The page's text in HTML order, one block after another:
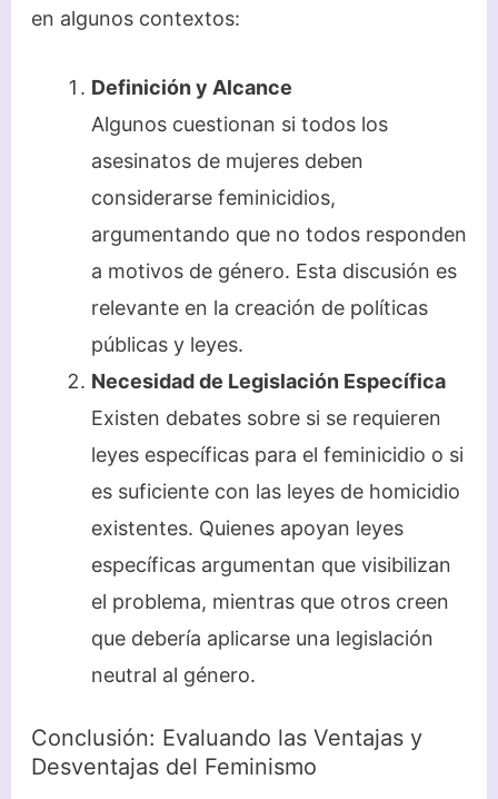
en algunos contextos:
Definición y Alcance
Algunos cuestionan si todos los
asesinatos de mujeres deben
considerarse feminicidios,
argumentando que no todos responden
a motivos de género. Esta discusión es
relevante en la creación de políticas
públicas y leyes.
Necesidad de Legislación Específica
Existen debates sobre si se requieren
leyes específicas para el feminicidio o si
es suficiente con las leyes de homicidio
existentes. Quienes apoyan leyes
específicas argumentan que visibilizan
el problema, mientras que otros creen
que debería aplicarse una legislación
neutral al género.
Conclusión: Evaluando las Ventajas y
Desventajas del Feminismo